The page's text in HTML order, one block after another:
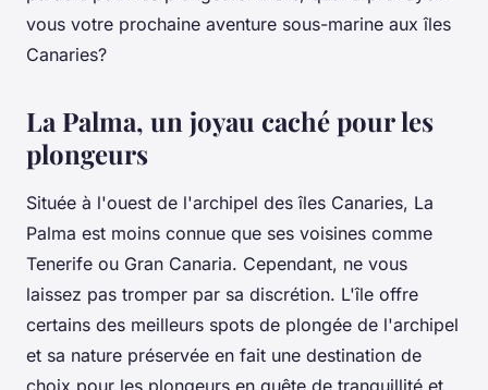
vous votre prochaine aventure sous-marine aux îles
Canaries?
La Palma, un joyau caché pour les
plongeurs
Située à l'ouest de l'archipel des îles Canaries, La
Palma est moins connue que ses voisines comme
Tenerife ou Gran Canaria. Cependant, ne vous
laissez pas tromper par sa discrétion. L'île offre
certains des meilleurs spots de plongée de l'archipel
et sa nature préservée en fait une destination de